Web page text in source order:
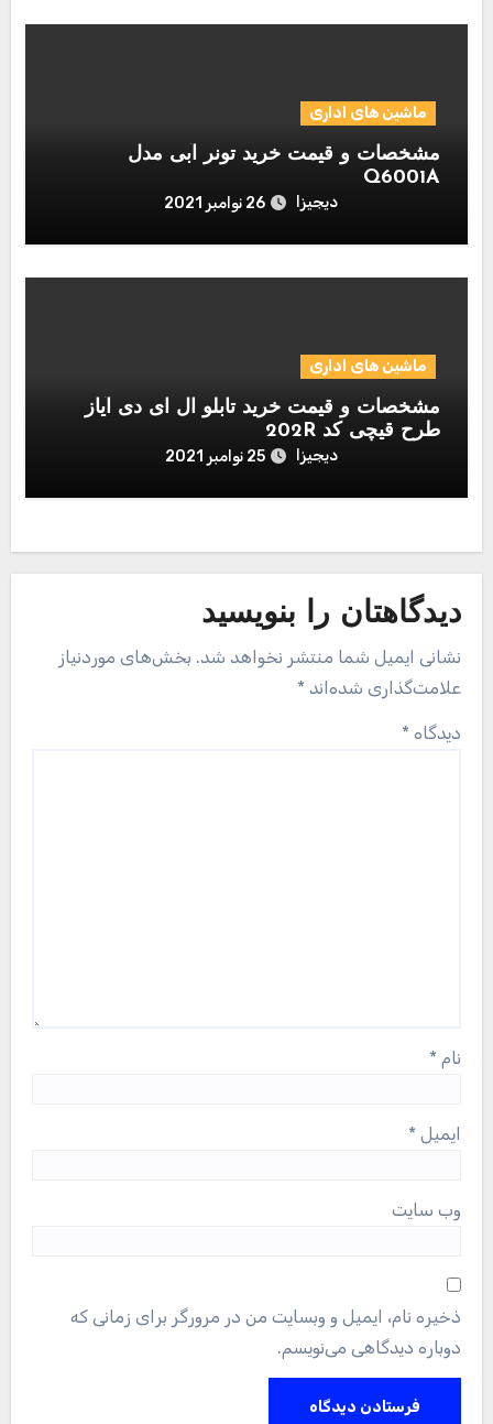
ماشین های اداری
مشخصات و قیمت خرید تونر آبی مدل
Q6001A
دیجیزا 26 نوامبر 2021
ماشین های اداری
مشخصات و قیمت خرید تابلو ال ای دی آیاز
طرح قیچی کد 202R
دیجیزا 25 نوامبر 2021
دیدگاهتان را بنویسید
نشانی ایمیل شما منتشر نخواهد شد. بخش‌های موردنیاز
علامت‌گذاری شده‌اند *
دیدگاه *
نام *
ایمیل *
وب‌ سایت
ذخیره نام، ایمیل و وبسایت من در مرورگر برای زمانی که
دوباره دیدگاهی می‌نویسم.